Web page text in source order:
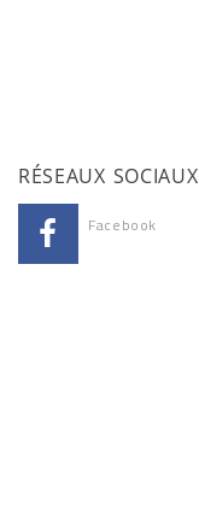
RÉSEAUX SOCIAUX
Facebook